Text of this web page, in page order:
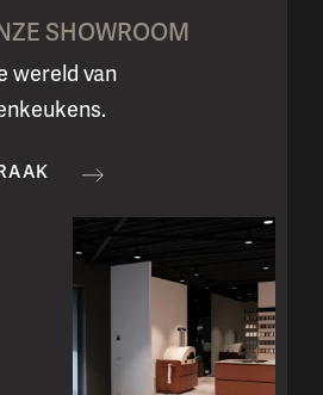
SHOWROOM
wereld van